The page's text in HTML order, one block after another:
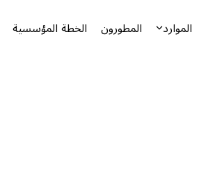
الموارد المطورون الخطة المؤسسية